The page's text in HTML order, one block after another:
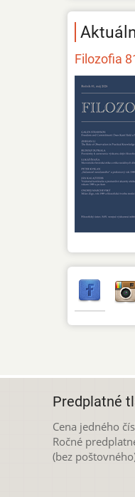
Filozofia
Predplatné
Cena jedného
Ročné
(bez